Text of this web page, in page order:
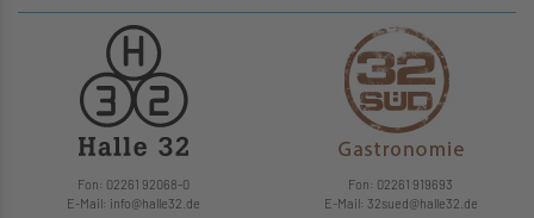
Fon: 02261 92068-0
E-Mail: info@halle32.de
Fon: 02261 919693
E-Mail: 32sued@halle32.de